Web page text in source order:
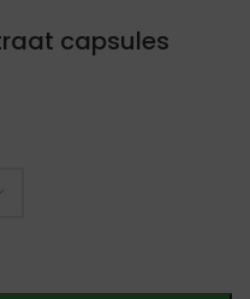
capsules